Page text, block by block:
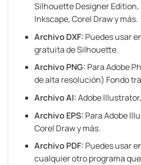
Silhouette Designer Edition,
Inkscape, Corel Draw y más.
Archivo DXF: Puedes usar
gratuita de Silhouette.
Archivo PNG: Para Adobe
de alta resolución) Fondo
Archivo AI:Adobe
Archivo EPS: Para Adobe
Corel Draw y más.
Archivo PDF: Puedes usar
cualquier otro programa